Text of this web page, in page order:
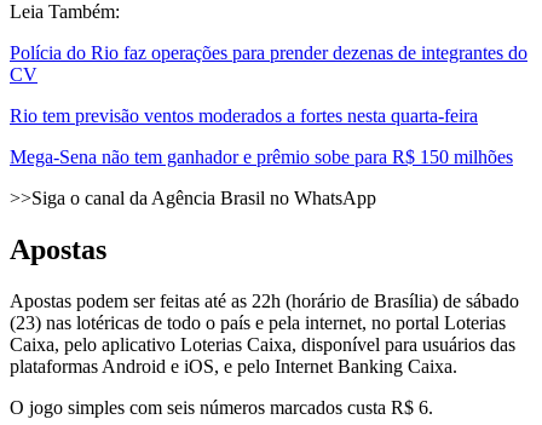
Leia Também:
Polícia do Rio faz operações para prender dezenas de integrantes do
CV
Rio tem previsão ventos moderados a fortes nesta quarta-feira
Mega-Sena não tem ganhador e prêmio sobe para R$ 150 milhões
>>Siga o canal da Agência Brasil no WhatsApp
Apostas
Apostas podem ser feitas até as 22h (horário de Brasília) de sábado
(23) nas lotéricas de todo o país e pela internet, no portal Loterias
Caixa, pelo aplicativo Loterias Caixa, disponível para usuários das
plataformas Android e iOS, e pelo Internet Banking Caixa.
O jogo simples com seis números marcados custa R$ 6.